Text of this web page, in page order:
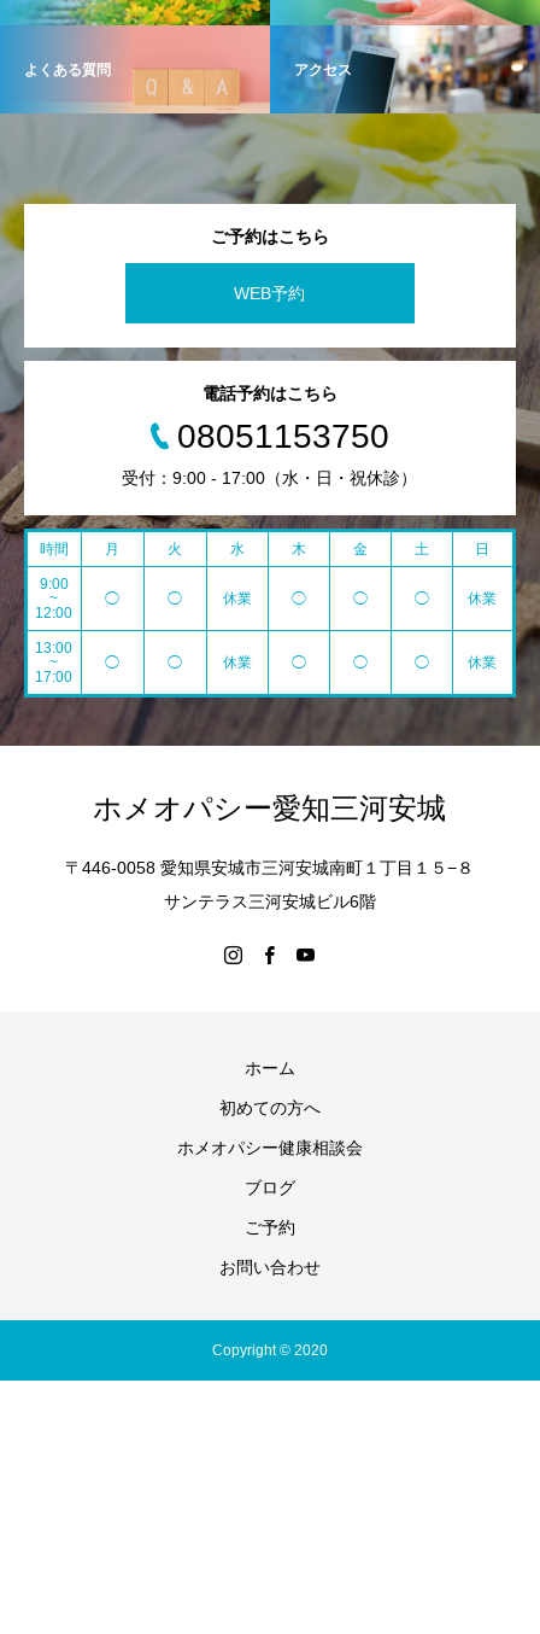
よくある質問 アクセス
ご予約はこちら
WEB予約
電話予約はこちら
08051153750
受付：9:00 - 17:00（水・日・祝休診）
時間 月 火 水 木 金 土 日
9:00
~
12:00
◯ ◯ 休業 ◯ ◯ ◯ 休業
13:00
~
17:00
◯ ◯ 休業 ◯ ◯ ◯ 休業
ホメオパシー愛知三河安城
〒446-0058 愛知県安城市三河安城南町１丁目１５−８
サンテラス三河安城ビル6階
ホーム
初めての方へ
ホメオパシー健康相談会
ブログ
ご予約
お問い合わせ
Copyright © 2020